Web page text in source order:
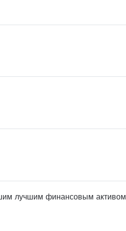
лучшим финансовым активом